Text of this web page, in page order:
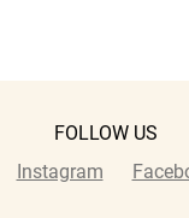
FOLLOW US
Instagram